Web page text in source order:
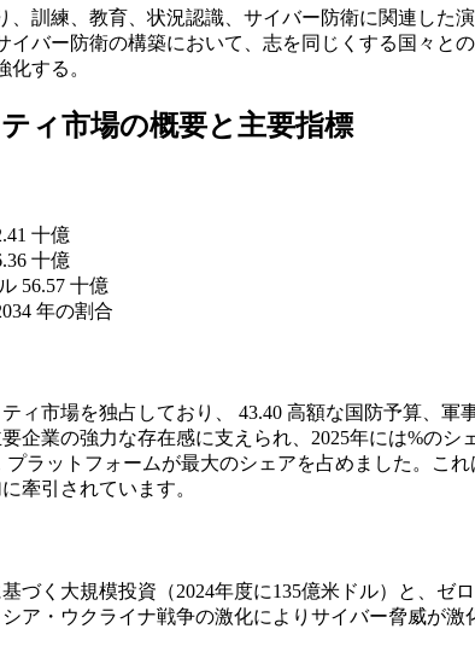
、訓練、教育、状況認識、サイバー防衛に関連した
イバー防衛の構築において、志を同じくする国々
する。
ィ市場の概要と主要指標
十億
十億
56.57 十億
年の割合
ィ市場を独占しており、 43.40 高額な国防予算、軍
企業の強力な存在感に支えられ、2025年には%のシ
ラットフォームが最大のシェアを占めました。こ
牽引されています。
づく大規模投資（2024年度に135億米ドル）と、
ア・ウクライナ戦争の激化によりサイバー脅威が